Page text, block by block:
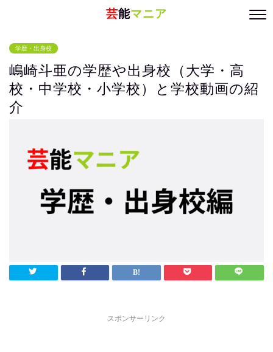
芸能マニア
学歴・出身校
嶋崎斗亜の学歴や出身校（大学・高
校・中学校・小学校）と学校動画の紹
介
スポンサーリンク